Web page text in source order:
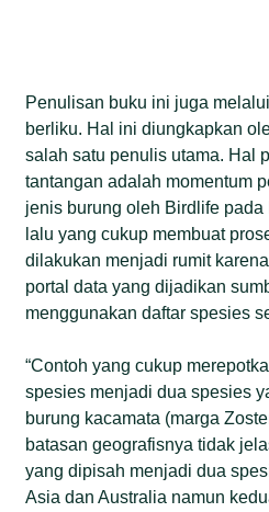
Penulisan buku ini juga
berliku. Hal ini diungkapkan
salah satu penulis utama. Hal
tantangan adalah momentum
jenis burung oleh Birdlife
lalu yang cukup membuat
dilakukan menjadi rumit
portal data yang dijadikan
menggunakan daftar spesies
“Contoh yang cukup
spesies menjadi dua spesies
burung kacamata (marga
batasan geografisnya tidak
yang dipisah menjadi dua
Asia dan Australia namun